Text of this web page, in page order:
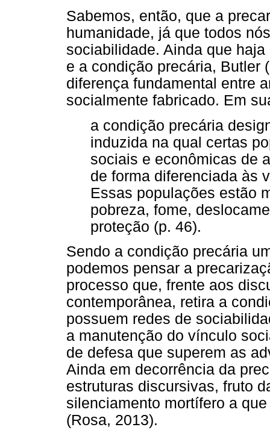
Sabemos, então, que a
humanidade, já que todos
sociabilidade. Ainda que
e a condição precária, Butler
diferença fundamental entre
socialmente fabricado. Em
a condição precária
induzida na qual certas
sociais e econômicas de
de forma diferenciada às
Essas populações estão
pobreza, fome,
proteção (p. 46).
Sendo a condição precária
podemos pensar a
processo que, frente aos
contemporânea, retira a
possuem redes de
a manutenção do vínculo
de defesa que superem as
Ainda em decorrência da
estruturas discursivas, fruto
silenciamento mortífero a
(Rosa, 2013).